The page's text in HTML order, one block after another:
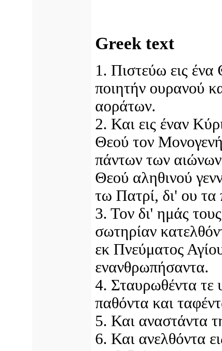
Greek text
1. Πιστεύω εις
ποιητήν ουρανού
αοράτων.
2. Και εις έναν
Θεού τον
πάντων των
Θεού αληθινού
τω Πατρί, δι' ου τα
3. Τον δι' ημάς
σωτηρίαν
εκ Πνεύματος
ενανθρωπήσαντα.
4. Σταυρωθέντα τε
παθόντα και
5. Και αναστάντα
6. Και ανελθόντα